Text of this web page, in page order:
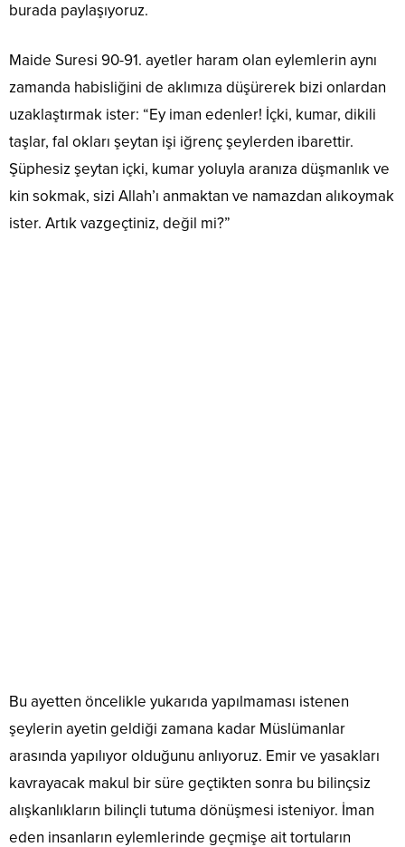
burada paylaşıyoruz.
Maide Suresi 90-91. ayetler haram olan eylemlerin aynı
zamanda habisliğini de aklımıza düşürerek bizi onlardan
uzaklaştırmak ister: “Ey iman edenler! İçki, kumar, dikili
taşlar, fal okları şeytan işi iğrenç şeylerden ibarettir.
Şüphesiz şeytan içki, kumar yoluyla aranıza düşmanlık ve
kin sokmak, sizi Allah’ı anmaktan ve namazdan alıkoymak
ister. Artık vazgeçtiniz, değil mi?”
Bu ayetten öncelikle yukarıda yapılmaması istenen
şeylerin ayetin geldiği zamana kadar Müslümanlar
arasında yapılıyor olduğunu anlıyoruz. Emir ve yasakları
kavrayacak makul bir süre geçtikten sonra bu bilinçsiz
alışkanlıkların bilinçli tutuma dönüşmesi isteniyor. İman
eden insanların eylemlerinde geçmişe ait tortuların